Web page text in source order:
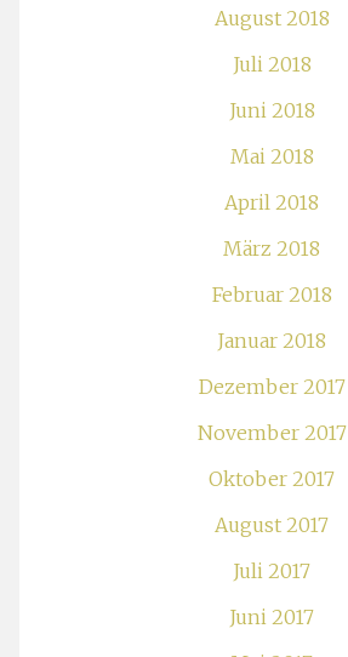
August 2018
Juli 2018
Juni 2018
Mai 2018
April 2018
März 2018
Februar 2018
Januar 2018
Dezember 2017
November 2017
Oktober 2017
August 2017
Juli 2017
Juni 2017